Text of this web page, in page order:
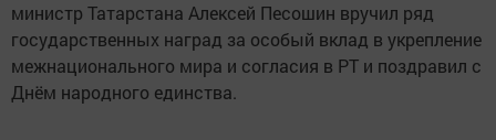
министр Татарстана Алексей Песошин вручил ряд
государственных наград за особый вклад в укрепление
межнационального мира и согласия в РТ и поздравил с
Днём народного единства.